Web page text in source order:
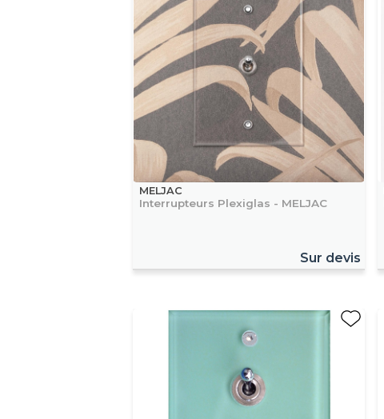
MELJAC
Interrupteurs Plexiglas - MELJAC
Sur devis